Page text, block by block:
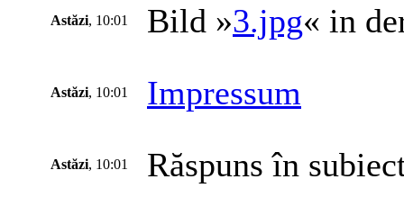
Astăzi, 10:01 Bild »3.jpg« in
Astăzi, 10:01 Impressum
Astăzi, 10:01 Răspuns în